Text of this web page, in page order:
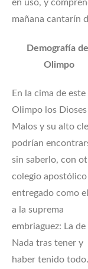
en uso, y
mañana cantarín
Demografía
Olimpo
En la cima de este
Olimpo los Dioses
Malos y su alto
podrían
sin saberlo, con
colegio apostólico
entregado como
a la suprema
embriaguez: La de
Nada tras tener y
haber tenido